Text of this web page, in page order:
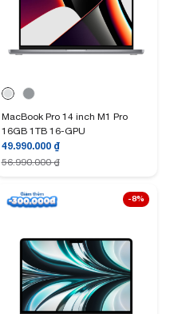
MacBook Pro 14 inch M1 Pro
16GB 1TB 16-GPU
49.990.000 ₫
56.990.000₫
-8%